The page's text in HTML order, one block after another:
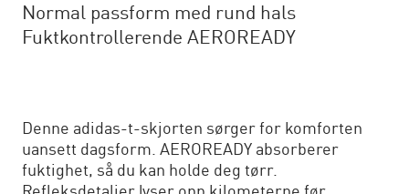
Normal passform med rund hals
Fuktkontrollerende AEROREADY
Denne adidas-t-skjorten sørger for komforten
uansett dagsform. AEROREADY absorberer
fuktighet, så du kan holde deg tørr.